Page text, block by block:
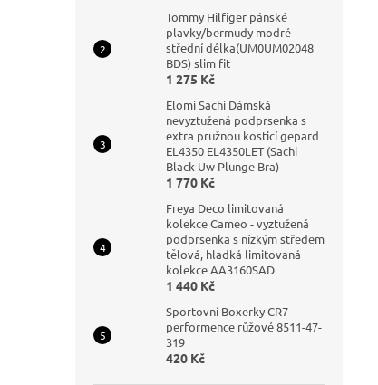
Tommy Hilfiger pánské
plavky/bermudy modré
střední délka(UM0UM02048
BDS) slim fit
1 275 Kč
Elomi Sachi Dámská
nevyztužená podprsenka s
extra pružnou kosticí gepard
EL4350 EL4350LET (Sachi
Black Uw Plunge Bra)
1 770 Kč
Freya Deco limitovaná
kolekce Cameo - vyztužená
podprsenka s nízkým středem
tělová, hladká limitovaná
kolekce AA3160SAD
1 440 Kč
Sportovní Boxerky CR7
performence růžové 8511-47-
319
420 Kč